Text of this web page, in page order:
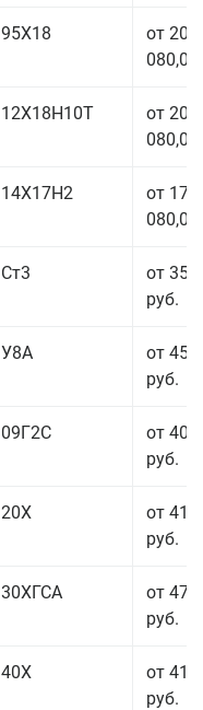
95Х18
от 208
080,00
12Х18Н10Т
от 209
080,00
14Х17Н2
от 175
080,00
Ст3
от 35
руб.
У8А
от 45
руб.
09Г2С
от 40
руб.
20Х
от 41
руб.
30ХГСА
от 47
руб.
40Х
от 41
руб.